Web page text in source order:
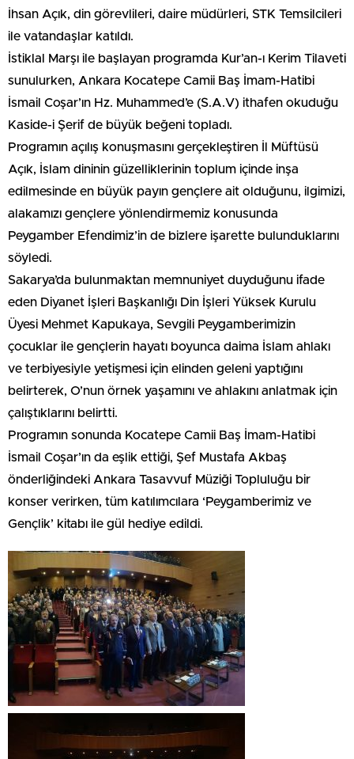
İhsan Açık, din görevlileri, daire müdürleri, STK Temsilcileri
ile vatandaşlar katıldı.
İstiklal Marşı ile başlayan programda Kur’an-ı Kerim Tilaveti
sunulurken, Ankara Kocatepe Camii Baş İmam-Hatibi
İsmail Coşar’ın Hz. Muhammed’e (S.A.V) ithafen okuduğu
Kaside-i Şerif de büyük beğeni topladı.
Programın açılış konuşmasını gerçekleştiren İl Müftüsü
Açık, İslam dininin güzelliklerinin toplum içinde inşa
edilmesinde en büyük payın gençlere ait olduğunu, ilgimizi,
alakamızı gençlere yönlendirmemiz konusunda
Peygamber Efendimiz’in de bizlere işarette bulunduklarını
söyledi.
Sakarya’da bulunmaktan memnuniyet duyduğunu ifade
eden Diyanet İşleri Başkanlığı Din İşleri Yüksek Kurulu
Üyesi Mehmet Kapukaya, Sevgili Peygamberimizin
çocuklar ile gençlerin hayatı boyunca daima İslam ahlakı
ve terbiyesiyle yetişmesi için elinden geleni yaptığını
belirterek, O’nun örnek yaşamını ve ahlakını anlatmak için
çalıştıklarını belirtti.
Programın sonunda Kocatepe Camii Baş İmam-Hatibi
İsmail Coşar’ın da eşlik ettiği, Şef Mustafa Akbaş
önderliğindeki Ankara Tasavvuf Müziği Topluluğu bir
konser verirken, tüm katılımcılara ‘Peygamberimiz ve
Gençlik’ kitabı ile gül hediye edildi.